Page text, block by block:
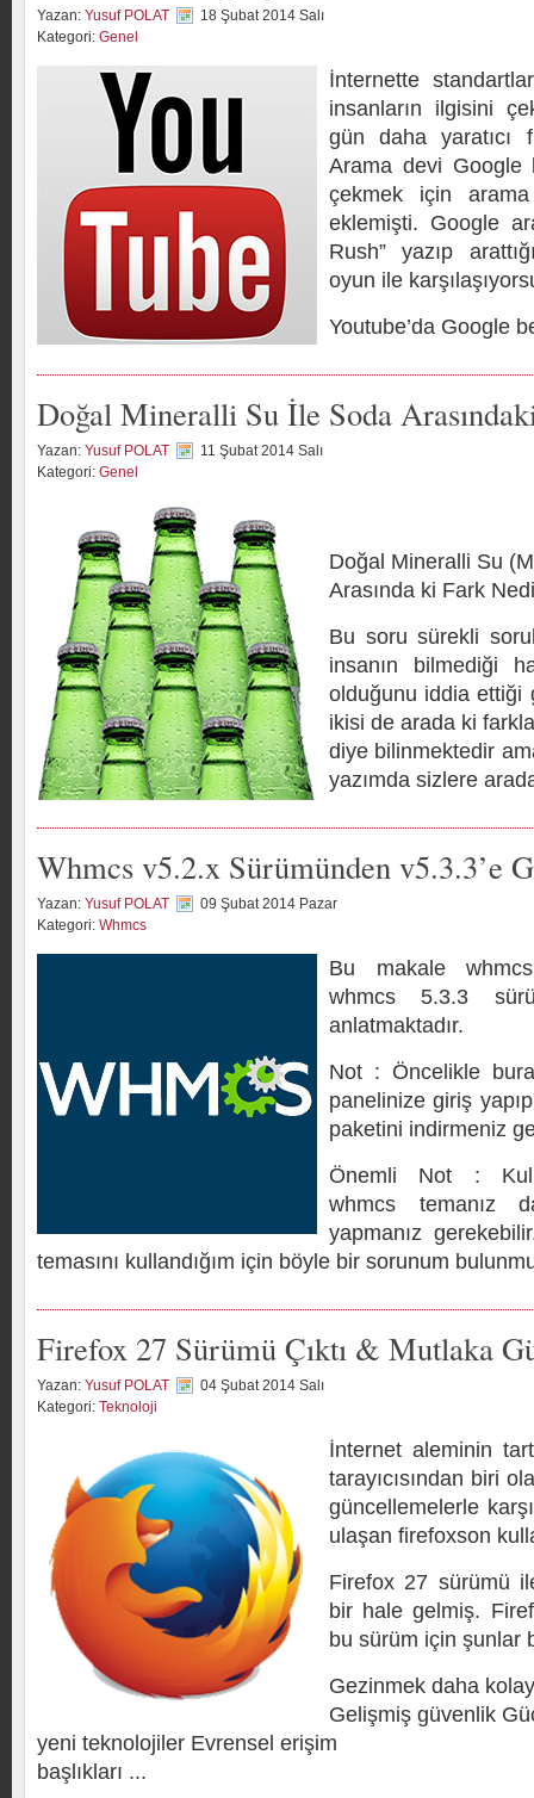
Yazan: Yusuf POLAT
18 Şubat 2014 Salı
Kategori: Genel
İnternette
insanların ilgisini
gün daha yaratıcı
Arama devi Google
çekmek için
eklemişti. Google
Rush” yazıp
oyun ile
Youtube’da Google
Doğal Mineralli Su İle Soda
Yazan: Yusuf POLAT
11 Şubat 2014 Salı
Kategori: Genel
Doğal Mineralli Su
Arasında ki Fark
Bu soru sürekli
insanın bilmediği
olduğunu iddia ettiği
ikisi de arada ki
diye bilinmektedir
yazımda sizlere
Whmcs v5.2.x Sürümünden v5.3.3’e
Yazan: Yusuf POLAT
09 Şubat 2014 Pazar
Kategori: Whmcs
Bu makale
whmcs 5.3.3
anlatmaktadır.
Not : Öncelikle
panelinize giriş
paketini indirmeniz
Önemli Not :
whmcs temanız
yapmanız
temasını kullandığım için böyle bir sorunum
Firefox 27 Sürümü Çıktı & Mutlaka
Yazan: Yusuf POLAT
04 Şubat 2014 Salı
Kategori: Teknoloji
İnternet aleminin
tarayıcısından biri
güncellemelerle
ulaşan firefoxson
Firefox 27 sürümü
bir hale gelmiş.
bu sürüm için şunlar
Gezinmek daha
Gelişmiş güvenlik
yeni teknolojiler Evrensel erişim
başlıkları ...